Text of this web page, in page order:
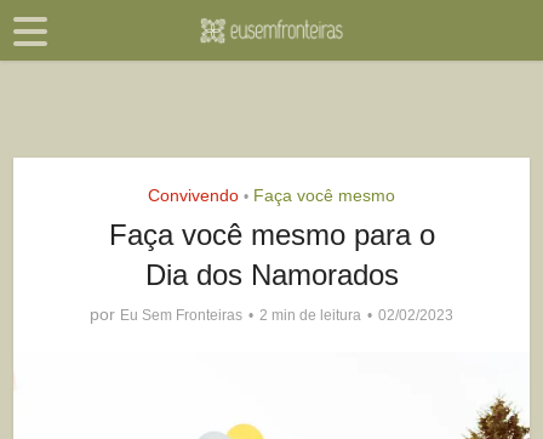
Convivendo • Faça você mesmo
Faça você mesmo para o
Dia dos Namorados
por Eu Sem Fronteiras 2 min de leitura 02/02/2023